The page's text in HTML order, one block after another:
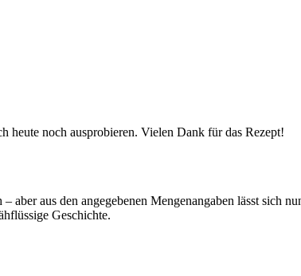
heute noch ausprobieren. Vielen Dank für das Rezept!
aus den angegebenen Mengenangaben lässt sich
Geschichte.